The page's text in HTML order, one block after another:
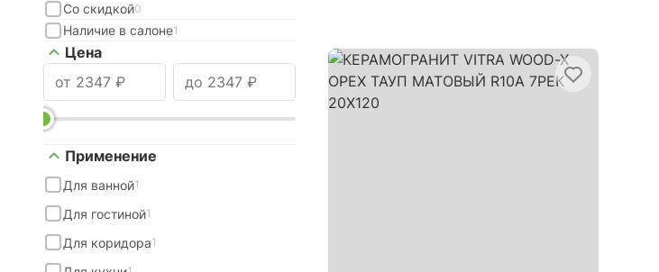
Со скидкой0
Наличие в салоне1
Цена
Применение
Для ванной1
Для гостиной1
Для коридора1